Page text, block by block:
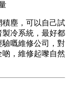
塵，可以自己試
冷系統，最好都
驗嘅維修公司，對
，維修起嚟自然